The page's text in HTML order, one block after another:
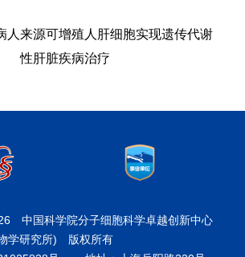
人来源可增殖人肝细胞实现遗传代谢
性肝脏疾病治疗
中国科学院分子细胞科学卓越创新中心
学研究所) 版权所有